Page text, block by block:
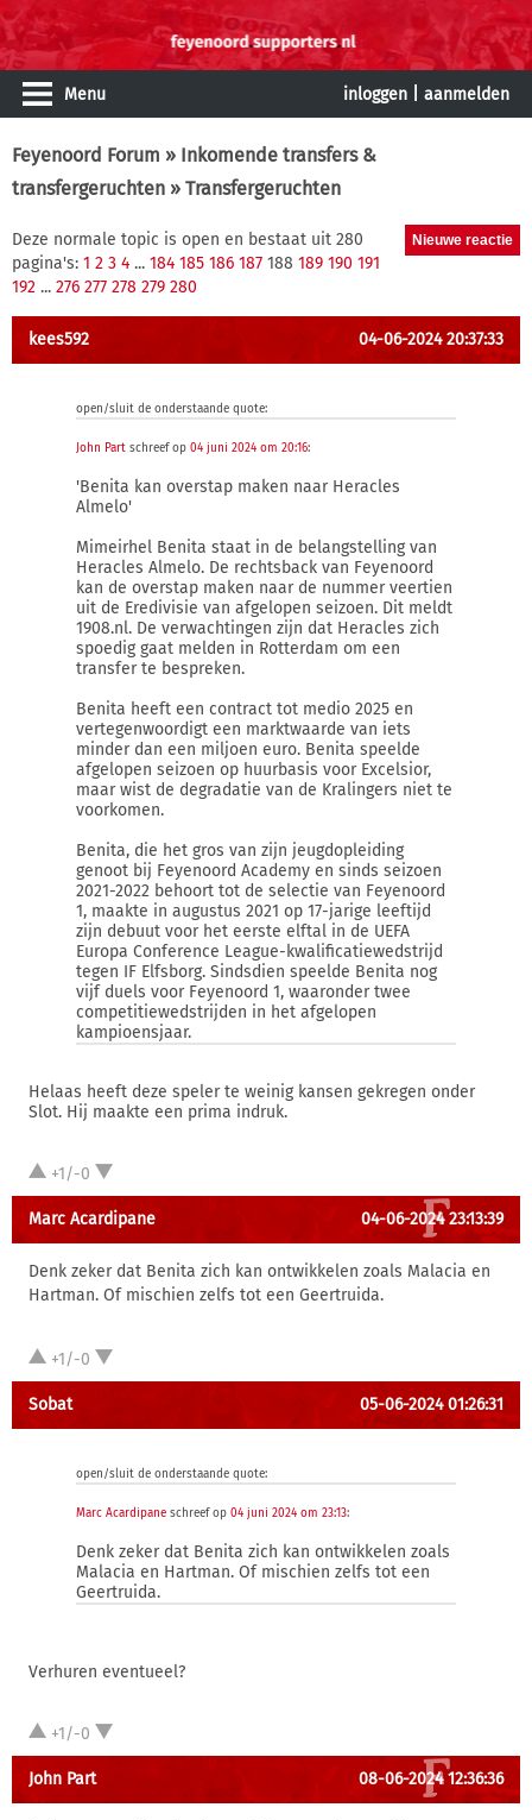
Menu inloggen aanmelden
Feyenoord Forum » Inkomende transfers &
transfergeruchten » Transfergeruchten
Deze normale topic is open en bestaat uit 280
pagina's: 1 2 3 4 ... 184 185 186 187 188 189 190 191
192 ... 276 277 278 279 280
kees592 04-06-2024 20:37:33
open/sluit de onderstaande quote:
John Part schreef op 04 juni 2024 om 20:16:
'Benita kan overstap maken naar Heracles
Almelo'
Mimeirhel Benita staat in de belangstelling van
Heracles Almelo. De rechtsback van Feyenoord
kan de overstap maken naar de nummer veertien
uit de Eredivisie van afgelopen seizoen. Dit meldt
1908.nl. De verwachtingen zijn dat Heracles zich
spoedig gaat melden in Rotterdam om een
transfer te bespreken.
Benita heeft een contract tot medio 2025 en
vertegenwoordigt een marktwaarde van iets
minder dan een miljoen euro. Benita speelde
afgelopen seizoen op huurbasis voor Excelsior,
maar wist de degradatie van de Kralingers niet te
voorkomen.
Benita, die het gros van zijn jeugdopleiding
genoot bij Feyenoord Academy en sinds seizoen
2021-2022 behoort tot de selectie van Feyenoord
1, maakte in augustus 2021 op 17-jarige leeftijd
zijn debuut voor het eerste elftal in de UEFA
Europa Conference League-kwalificatiewedstrijd
tegen IF Elfsborg. Sindsdien speelde Benita nog
vijf duels voor Feyenoord 1, waaronder twee
competitiewedstrijden in het afgelopen
kampioensjaar.
Helaas heeft deze speler te weinig kansen gekregen onder
Slot. Hij maakte een prima indruk.
+1/-0
Marc Acardipane 04-06-2024 23:13:39
Denk zeker dat Benita zich kan ontwikkelen zoals Malacia en
Hartman. Of mischien zelfs tot een Geertruida.
+1/-0
Sobat 05-06-2024 01:26:31
open/sluit de onderstaande quote:
Marc Acardipane schreef op 04 juni 2024 om 23:13:
Denk zeker dat Benita zich kan ontwikkelen zoals
Malacia en Hartman. Of mischien zelfs tot een
Geertruida.
Verhuren eventueel?
+1/-0
John Part 08-06-2024 12:36:36